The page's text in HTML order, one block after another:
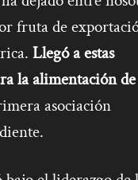
fruta de
Llegó a estas
la alimentación
asociación